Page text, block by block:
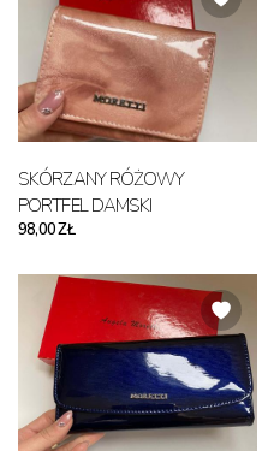
SKÓRZANY RÓŻOWY
PORTFEL DAMSKI
98,00 ZŁ